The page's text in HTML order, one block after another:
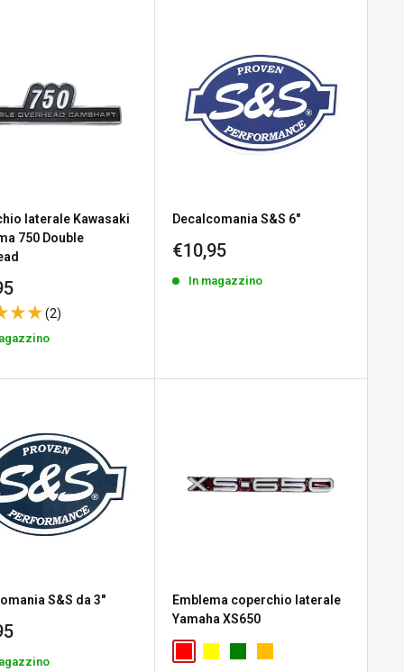
laterale Kawasaki
750 Double
(2)
Decalcomania S&S 6"
Prezzo
scontato
€10,95
In magazzino
S&S da 3"
Emblema coperchio laterale
Yamaha XS650